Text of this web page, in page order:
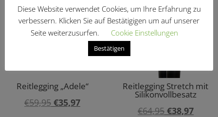
Reitlegging „Adele“
€59,95 Ursprünglicher
€35,97Aktueller
Reitlegging Stretch mit
Silikonvollbesatz
€64,95 €38,97
Diese Website verwendet Cookies, um Ihre Erfahrung zu
verbessern. Klicken Sie auf Bestätigigen um auf unserer
Seite weiterzusurfen.
Cookie Einstellungen
Bestätigen